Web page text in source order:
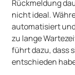
Rückmeldung
nicht ideal.
automatisiert
zu lange
führt dazu, dass
entschieden